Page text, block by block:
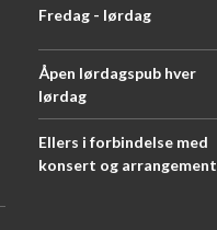
Fredag - lørdag
Åpen lørdagspub hver
lørdag
Ellers i forbindelse med
konsert og arrangement